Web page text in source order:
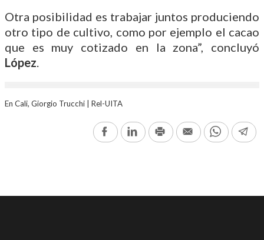
Otra posibilidad es trabajar juntos produciendo
otro tipo de cultivo, como por ejemplo el cacao
que es muy cotizado en la zona”, concluyó
López.
En Cali, Giorgio Trucchi | Rel-UITA
FacebookLinkedInPrint Email